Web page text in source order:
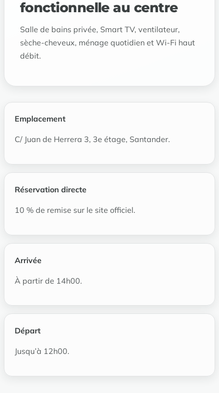
fonctionnelle au centre
Salle de bains privée, Smart TV, ventilateur,
sèche-cheveux, ménage quotidien et Wi-Fi haut
débit.
Emplacement
C/ Juan de Herrera 3, 3e étage, Santander.
Réservation directe
10 % de remise sur le site officiel.
Arrivée
À partir de 14h00.
Départ
Jusqu’à 12h00.